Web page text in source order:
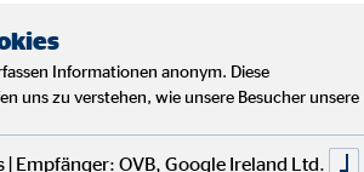
und
Informationen anonym. Diese
uns zu verstehen, wie unsere Besucher unsere
Empfänger: OVB, Google Ireland Ltd.